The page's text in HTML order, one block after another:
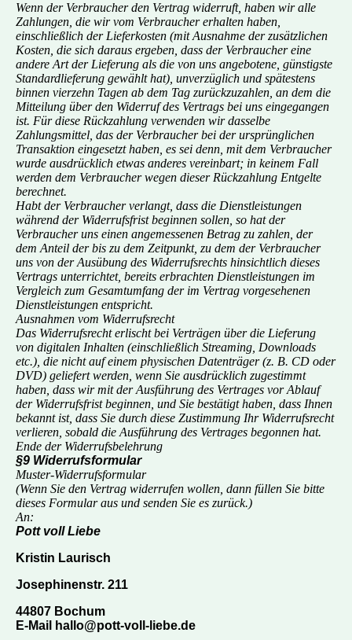
Wenn der Verbraucher den Vertrag widerruft, haben wir alle
Zahlungen, die wir vom Verbraucher erhalten haben,
einschließlich der Lieferkosten (mit Ausnahme der zusätzlichen
Kosten, die sich daraus ergeben, dass der Verbraucher eine
andere Art der Lieferung als die von uns angebotene, günstigste
Standardlieferung gewählt hat), unverzüglich und spätestens
binnen vierzehn Tagen ab dem Tag zurückzuzahlen, an dem die
Mitteilung über den Widerruf des Vertrags bei uns eingegangen
ist. Für diese Rückzahlung verwenden wir dasselbe
Zahlungsmittel, das der Verbraucher bei der ursprünglichen
Transaktion eingesetzt haben, es sei denn, mit dem Verbraucher
wurde ausdrücklich etwas anderes vereinbart; in keinem Fall
werden dem Verbraucher wegen dieser Rückzahlung Entgelte
berechnet.
Habt der Verbraucher verlangt, dass die Dienstleistungen
während der Widerrufsfrist beginnen sollen, so hat der
Verbraucher uns einen angemessenen Betrag zu zahlen, der
dem Anteil der bis zu dem Zeitpunkt, zu dem der Verbraucher
uns von der Ausübung des Widerrufsrechts hinsichtlich dieses
Vertrags unterrichtet, bereits erbrachten Dienstleistungen im
Vergleich zum Gesamtumfang der im Vertrag vorgesehenen
Dienstleistungen entspricht.
Ausnahmen vom Widerrufsrecht
Das Widerrufsrecht erlischt bei Verträgen über die Lieferung
von digitalen Inhalten (einschließlich Streaming, Downloads
etc.), die nicht auf einem physischen Datenträger (z. B. CD oder
DVD) geliefert werden, wenn Sie ausdrücklich zugestimmt
haben, dass wir mit der Ausführung des Vertrages vor Ablauf
der Widerrufsfrist beginnen, und Sie bestätigt haben, dass Ihnen
bekannt ist, dass Sie durch diese Zustimmung Ihr Widerrufsrecht
verlieren, sobald die Ausführung des Vertrages begonnen hat.
Ende der Widerrufsbelehrung
§9 Widerrufsformular
Muster-Widerrufsformular
(Wenn Sie den Vertrag widerrufen wollen, dann füllen Sie bitte
dieses Formular aus und senden Sie es zurück.)
An:
Pott voll Liebe
Kristin Laurisch
Josephinenstr. 211
44807 Bochum
E-Mail hallo@pott-voll-liebe.de